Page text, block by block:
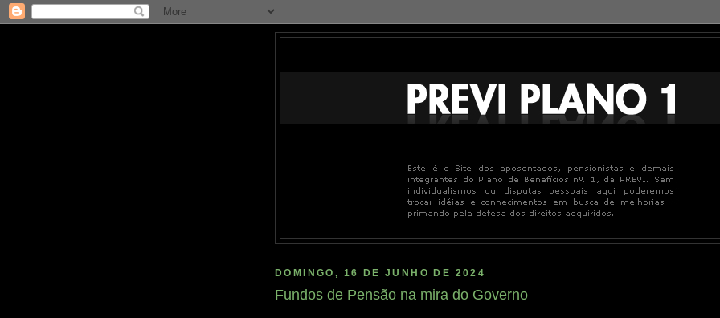
DOMINGO, 16 DE JUNHO DE 2024
Fundos de Pensão na mira do Governo